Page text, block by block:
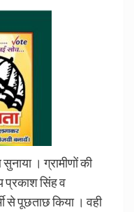
। ग्रामीणों की
प्रकाश सिंह व
से पूछताछ किया । वही